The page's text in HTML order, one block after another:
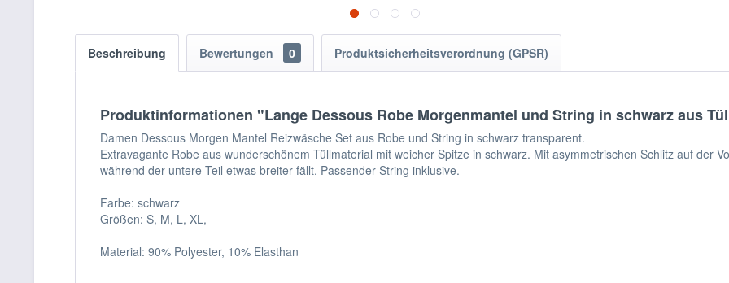
Beschreibung Bewertungen 0 Produktsicherheitsverordnung (GPSR)
Produktinformationen "Lange Dessous Robe Morgenmantel und String in schwarz aus
Damen Dessous Morgen Mantel Reizwäsche Set aus Robe und String in schwarz transparent.
Extravagante Robe aus wunderschönem Tüllmaterial mit weicher Spitze in schwarz. Mit asymmetrischen Schlitz auf der
während der untere Teil etwas breiter fällt. Passender String inklusive.
Farbe: schwarz
Größen: S, M, L, XL,
Material: 90% Polyester, 10% Elasthan